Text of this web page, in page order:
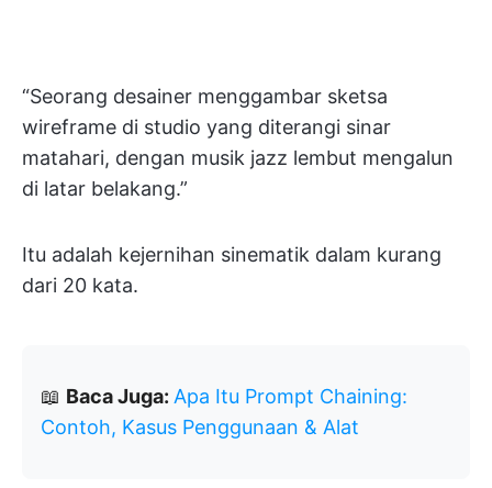
“Seorang desainer menggambar sketsa
wireframe di studio yang diterangi sinar
matahari, dengan musik jazz lembut mengalun
di latar belakang.”
Itu adalah kejernihan sinematik dalam kurang
dari 20 kata.
📖 Baca Juga: Apa Itu Prompt Chaining:
Contoh, Kasus Penggunaan & Alat